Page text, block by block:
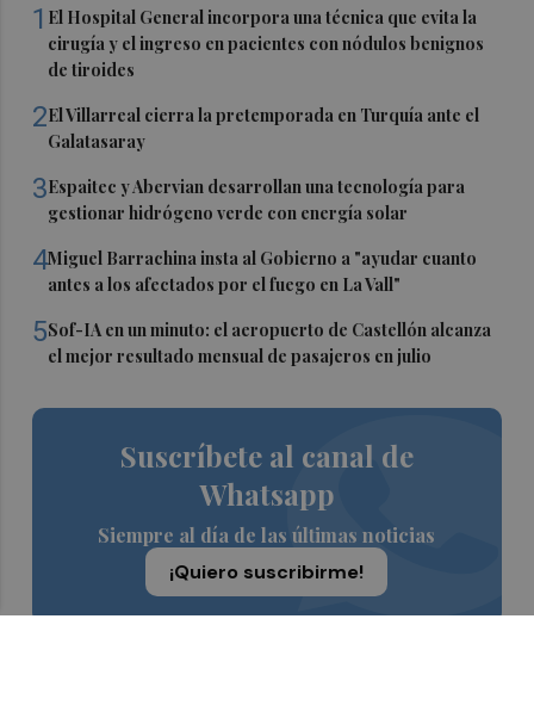
1 El Hospital General incorpora una técnica que evita la
cirugía y el ingreso en pacientes con nódulos benignos
de tiroides
2El Villarreal cierra la pretemporada en Turquía ante el
Galatasaray
3Espaitec y Abervian desarrollan una tecnología para
gestionar hidrógeno verde con energía solar
4Miguel Barrachina insta al Gobierno a "ayudar cuanto
antes a los afectados por el fuego en La Vall"
5Sof-IA en un minuto: el aeropuerto de Castellón alcanza
el mejor resultado mensual de pasajeros en julio
Suscríbete al canal de
Whatsapp
Siempre al día de las últimas noticias
¡Quiero suscribirme!